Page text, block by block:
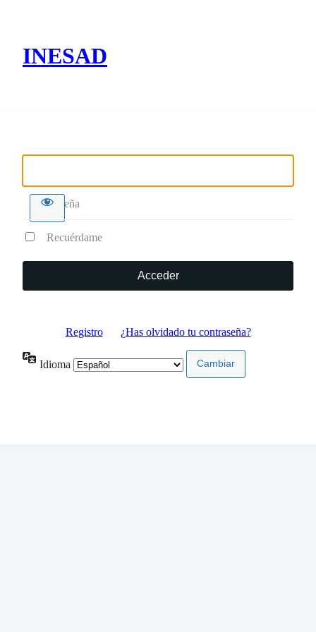
INESAD
Contraseña
Recuérdame
Registro ¿Has olvidado tu contraseña?
Idioma